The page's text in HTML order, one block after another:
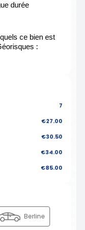
durée
ce bien est
:
7
€27.00
€30.50
€34.00
€85.00
Berline